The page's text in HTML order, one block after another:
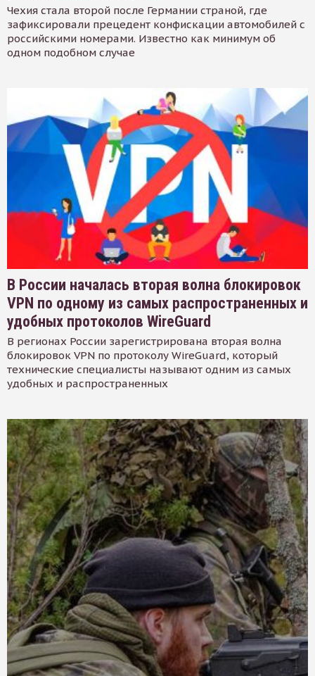
Чехия стала второй после Германии страной, где
зафиксировали прецедент конфискации автомобилей с
российскими номерами. Известно как минимум об
одном подобном случае
В России началась вторая волна блокировок
VPN по одному из самых распространенных и
удобных протоколов WireGuard
В регионах России зарегистрирована вторая волна
блокировок VPN по протоколу WireGuard, который
технические специалисты называют одним из самых
удобных и распространенных